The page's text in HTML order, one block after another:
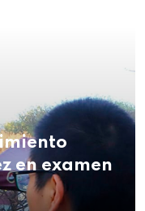
en examen